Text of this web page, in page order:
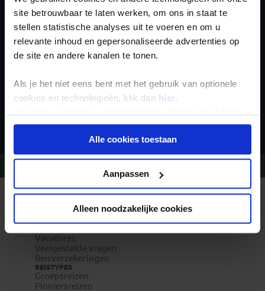
site betrouwbaar te laten werken, om ons in staat te
stellen statistische analyses uit te voeren en om u
relevante inhoud en gepersonaliseerde advertenties op
de site en andere kanalen te tonen.
Als je het niet eens bent met het gebruik van optionele
cookies en technologieën, klik dan hier .
onder aan de pagina op elk gewenst moment voor de
toekomst wijzigen.Alle cookies toestaan
Aanpassen
Alleen noodzakelijke cookies
nieuwsbrief
Inschrijven
Waarom Koning Aap?
Vacatures
Veelgestelde vragen
Reisverzekeringen
REISTYPES
Groepsreizen
Pioniersreizen